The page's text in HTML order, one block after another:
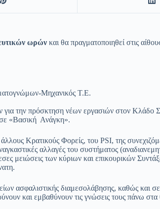
ωρών και θα πραγματοποιηθεί στις
Μηχανικός Τ.Ε.
για την πρόσκτηση νέων εργασιών στον Κλάδο
σε «Βασική Ανάγκη».
Κρατικούς Φορείς, του PSI, της
αλλαγές του συστήματος
μειώσεις των κύριων και επικουρικών
ασφαλιστικής διαμεσολάβησης, καθώς και
και εμβαθύνουν τις γνώσεις τους πάνω στα